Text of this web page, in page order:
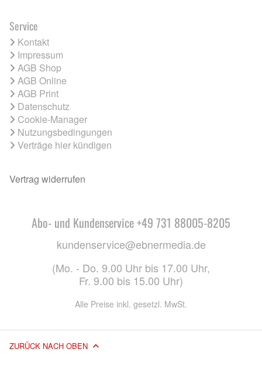
Service
Kontakt
Impressum
AGB Shop
AGB Online
AGB Print
Datenschutz
Cookie-Manager
Nutzungsbedingungen
Verträge hier kündigen
Vertrag widerrufen
Abo- und Kundenservice +49 731 88005-8205
kundenservice@ebnermedia.de
(Mo. - Do. 9.00 Uhr bis 17.00 Uhr,
Fr. 9.00 bis 15.00 Uhr)
Alle Preise inkl. gesetzl. MwSt.
ZURÜCK NACH OBEN